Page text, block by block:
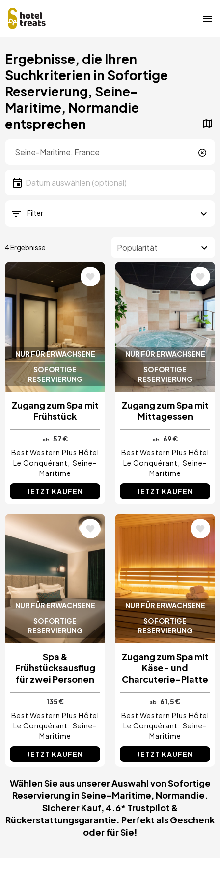
zum
Inhalt
Ergebnisse, die Ihren
Suchkriterien in Sofortige
Reservierung, Seine-
Maritime, Normandie
entsprechen
Datum
Datum auswählen
Filter
4 Ergebnisse
NUR FÜR ERWACHSENE
SOFORTIGE
RESERVIERUNG
Bild
Zugang zum Spa mit
Frühstück
ab
57 €
Best Western Plus Hôtel
Le Conquérant
Seine-
Maritime
JETZT KAUFEN
NUR FÜR ERWACHSENE
SOFORTIGE
RESERVIERUNG
Bild
Zugang zum Spa mit
Mittagessen
ab
69 €
Best Western Plus Hôtel
Le Conquérant
Seine-
Maritime
JETZT KAUFEN
NUR FÜR ERWACHSENE
SOFORTIGE
RESERVIERUNG
Bild
Spa &
Frühstücksausflug
für zwei Personen
135 €
Best Western Plus Hôtel
Le Conquérant
Seine-
Maritime
JETZT KAUFEN
NUR FÜR ERWACHSENE
SOFORTIGE
RESERVIERUNG
Bild
Zugang zum Spa mit
Käse- und
Charcuterie-Platte
ab
61,5 €
Best Western Plus Hôtel
Le Conquérant
Seine-
Maritime
JETZT KAUFEN
Wählen Sie aus unserer Auswahl von Sofortige
Reservierung in Seine-Maritime, Normandie.
Sicherer Kauf, 4.6* Trustpilot &
Rückerstattungsgarantie. Perfekt als Geschenk
oder für Sie!